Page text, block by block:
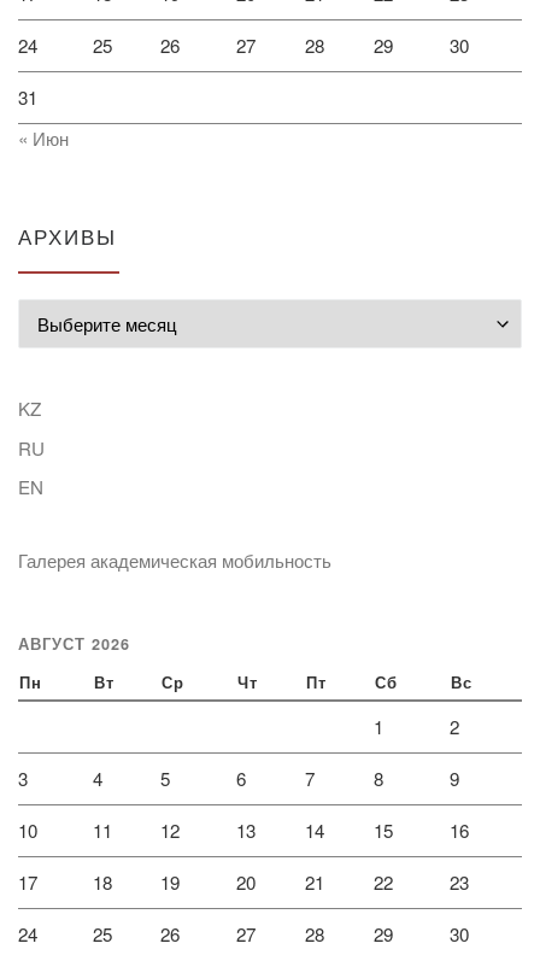
24 25 26 27 28 29 30
31
« Июн
АРХИВЫ
KZ
RU
EN
Галерея академическая мобильность
АВГУСТ 2026
Пн Вт Ср Чт Пт Сб Вс
1 2
3 4 5 6 7 8 9
10 11 12 13 14 15 16
17 18 19 20 21 22 23
24 25 26 27 28 29 30